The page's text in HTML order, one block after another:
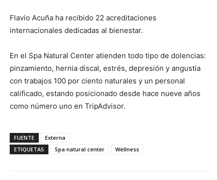
Flavio Acuña ha recibido 22 acreditaciones
internacionales dedicadas al bienestar.
En el Spa Natural Center atienden todo tipo de dolencias:
pinzamiento, hernia discal, estrés, depresión y angustia
con trabajos 100 por ciento naturales y un personal
calificado, estando posicionado desde hace nueve años
como número uno en TripAdvisor.
FUENTE
Externa
ETIQUETAS
Spa natural center Wellness